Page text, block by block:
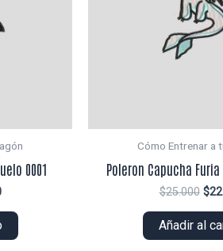
0001
El
actual
es:
Cómo Entrenar a
Poleron Capucha Furia
$25.000 El
era:
$
Añadir al